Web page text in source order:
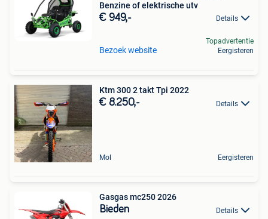
Benzine of elektrische utv
€ 949,- Details
Bezoek website
Topadvertentie
Eergisteren
Ktm 300 2 takt Tpi 2022
€ 8.250,- Details
Mol Eergisteren
Gasgas mc250 2026
Bieden Details